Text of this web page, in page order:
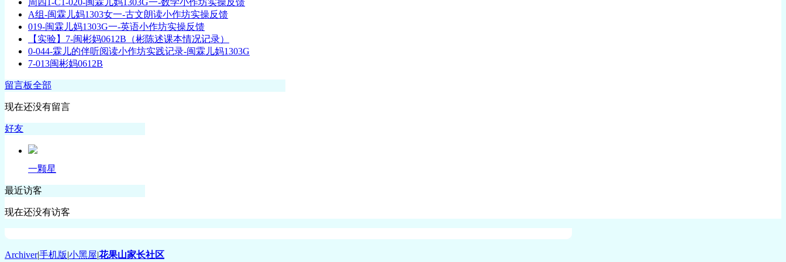
A组-闽霖儿妈1303女一-古文朗读小作坊实操反馈
019-闽霖儿妈1303G一-英语小作坊实操反馈
【实验】7-闽彬妈0612B（彬陈述课本情况记录）
0-044-霖儿的伴听阅读小作坊实践记录-闽霖儿妈1303G
7-013闽彬妈0612B
留言板全部
现在还没有留言
好友
一颗星
最近访客
现在还没有访客
Archiver|手机版|小黑屋|花果山家长社区